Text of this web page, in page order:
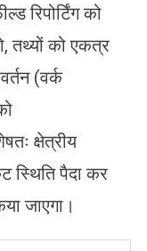
रिपोर्टिंग को
तथ्यों को एकत्र
(वर्क
क्षेत्रीय
स्थिति पैदा कर
जाएगा।